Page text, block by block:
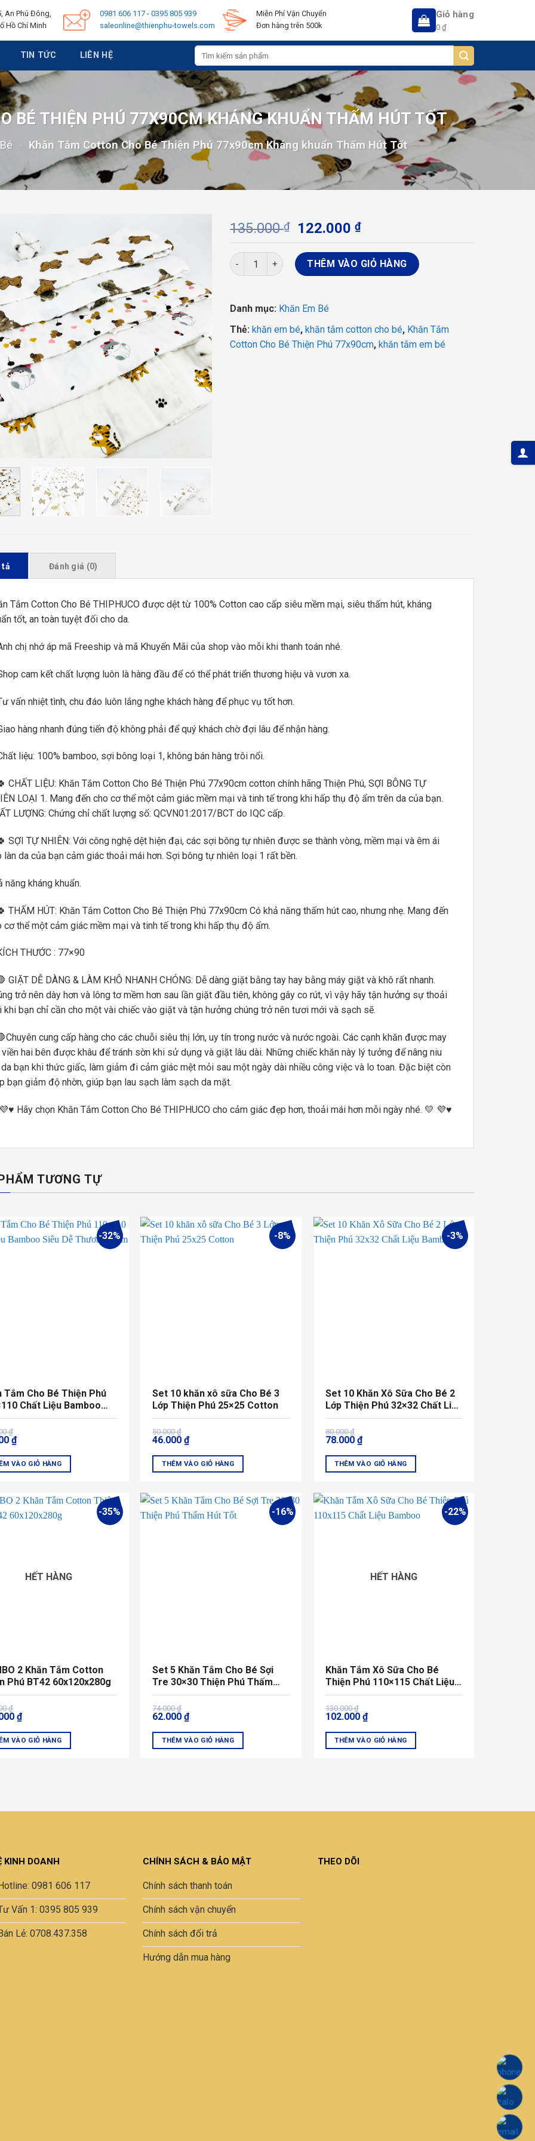
An Phú Đông,
Hồ Chí Minh
0981 606 117- 0395 805 939
saleonline@thienphu-towels.com
Miễn Phí Vận Chuyển
Đơn hàng trên 500k
Giỏ hàng
0₫
TIN TỨC LIÊN HỆ
Tìm
kiếm:
BÉ THIỆN PHÚ 77X90CM KHÁNG KHUẨN THẤM HÚT TỐT
- Khăn Tắm Cotton Cho Bé Thiện Phú 77x90cm Kháng khuẩn Thấm Hút Tốt
135.000₫
Giá
gốc
là:
135.000 ₫.
122.000₫Giá
hiện
tại
là:
Khăn Tắm Cotton Cho Bé Thiện Phú 77x90cm Kháng khuẩn Thấm Hút
THÊM VÀO GIỎ HÀNG
Danh mục: Khăn Em Bé
Thẻ:khăn em bé,khăn tắm cotton cho bé, Khăn Tắm
Cotton Cho Bé Thiện Phú 77x90cm,khăn tắm em bé
tả Đánh giá (0)
Tắm Cotton Cho Bé THIPHUCO được dệt từ 100% Cotton cao cấp siêu mềm mại, siêu thấm hút, kháng
tốt, an toàn tuyệt đối cho da.
chị nhớ áp mã Freeship và mã Khuyến Mãi của shop vào mỗi khi thanh toán nhé.
cam kết chất lượng luôn là hàng đầu để có thể phát triển thương hiệu và vươn xa.
vấn nhiệt tình, chu đáo luôn lắng nghe khách hàng để phục vụ tốt hơn.
hàng nhanh đúng tiến độ không phải để quý khách chờ đợi lâu để nhận hàng.
liệu: 100% bamboo, sợi bông loại 1, không bán hàng trôi nổi.
CHẤT LIỆU: Khăn Tắm Cotton Cho Bé Thiện Phú 77x90cm cotton chính hãng Thiện Phú, SỢI BÔNG TỰ
LOẠI 1. Mang đến cho cơ thể một cảm giác mềm mại và tinh tế trong khi hấp thụ độ ẩm trên da của bạn.
LƯỢNG: Chứng chỉ chất lượng số: QCVN01:2017/BCT do IQC cấp.
SỢI TỰ NHIÊN: Với công nghệ dệt hiện đại, các sợi bông tự nhiên được se thành vòng, mềm mại và êm ái
làn da của bạn cảm giác thoải mái hơn. Sợi bông tự nhiên loại 1 rất bền.
năng kháng khuẩn.
THẤM HÚT: Khăn Tắm Cotton Cho Bé Thiện Phú 77x90cm Có khả năng thấm hút cao, nhưng nhẹ. Mang đến
cơ thể một cảm giác mềm mại và tinh tế trong khi hấp thụ độ ẩm.
THƯỚC : 77×90
GIẶT DỄ DÀNG & LÀM KHÔ NHANH CHÓNG: Dễ dàng giặt bằng tay hay bằng máy giặt và khô rất nhanh.
trở nên dày hơn và lông tơ mềm hơn sau lần giặt đầu tiên, không gây co rút, vì vậy hãy tận hưởng sự thoải
khi bạn chỉ cần cho một vài chiếc vào giặt và tận hưởng chúng trở nên tươi mới và sạch sẽ.
cung cấp hàng cho các chuỗi siêu thị lớn, uy tín trong nước và nước ngoài. Các cạnh khăn được may
hai bên được khâu để tránh sờn khi sử dụng và giặt lâu dài. Những chiếc khăn này lý tưởng để nâng niu
da bạn khi thức giấc, làm giảm đi cảm giác mệt mỏi sau một ngày dài nhiều công việc và lo toan. Đặc biệt còn
bạn giảm độ nhờn, giúp bạn lau sạch làm sạch da mặt.
Hãy chọn Khăn Tắm Cotton Cho Bé THIPHUCO cho cảm giác đẹp hơn, thoải mái hơn mỗi ngày nhé. 💛 💜♥
TƯƠNG TỰ
-32%
Tắm Cho Bé Thiện Phú
Chất Liệu Bamboo
Dễ Thương Mềm Mại
₫
₫.
₫
₫.
VÀO GIỎ HÀNG
-8%
Set 10 khăn xô sữa Cho Bé 3
Lớp Thiện Phú 25×25 Cotton
50.000₫
Giá
gốc
50.000 ₫.
46.000₫
Giá
hiện
46.000 ₫.
THÊM VÀO GIỎ HÀNG
-3%
Set 10 Khăn Xô Sữa Cho Bé 2
Lớp Thiện Phú 32×32 Chất Liệu
Bamboo
80.000₫
Giá
gốc
80.000 ₫.
78.000 ₫
Giá
hiện
78.000 ₫.
THÊM VÀO GIỎ HÀNG
-35%
HẾT HÀNG
2 Khăn Tắm Cotton
Phú BT42 60x120x280g
₫
₫.
₫
₫.
VÀO GIỎ HÀNG
-16%
Set 5 Khăn Tắm Cho Bé Sợi
Tre 30×30 Thiện Phú Thấm
Hút Tốt
74.000₫
Giá
gốc
74.000 ₫.
62.000₫
Giá
hiện
là:
62.000 ₫.
THÊM VÀO GIỎ HÀNG
-22%
HẾT HÀNG
Khăn Tắm Xô Sữa Cho Bé
Thiện Phú 110×115 Chất Liệu
Bamboo
130.000₫
Giá
gốc
130.000 ₫.
102.000 ₫
Giá
hiện
là:
102.000 ₫.
THÊM VÀO GIỎ HÀNG
KINH DOANH
0981 606 117
Vấn 1: 0395 805 939
Lẻ: 0708.437.358
CHÍNH SÁCH & BẢO MẬT
Chính sách thanh toán
Chính sách vận chuyển
Chính sách đổi trả
Hướng dẫn mua hàng
THEO DÕI